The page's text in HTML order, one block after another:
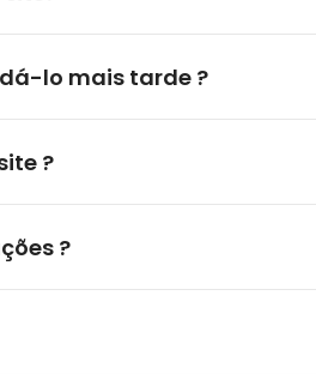
lo mais tarde ?
?
?